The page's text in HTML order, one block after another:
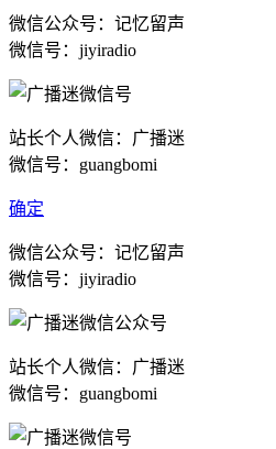
微信公众号：记忆留声
微信号：jiyiradio
站长个人微信：广播迷
微信号：guangbomi
确定
微信公众号：记忆留声
微信号：jiyiradio
站长个人微信：广播迷
微信号：guangbomi